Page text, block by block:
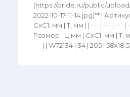
(https://pride.ru/public/
2022-10-17-11-14.jpg)** |
СхС1, мм | Т, мм | | --- | --- | --- |
Размер | L, мм | СхС1, мм | Т,
--- | | W72134 | 34 | 205 | 58х18,5